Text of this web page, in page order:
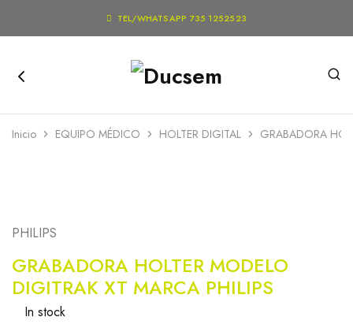
 TEL/WHATSAPP 735 1252523
Inicio EQUIPO MÉDICO HOLTER DIGITAL GRABADORA
PHILIPS
GRABADORA HOLTER MODELO
DIGITRAK XT MARCA PHILIPS
In stock